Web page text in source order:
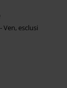
Ven, esclusi